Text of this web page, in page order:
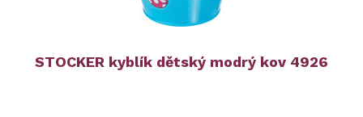
STOCKER kyblík dětský modrý kov 4926